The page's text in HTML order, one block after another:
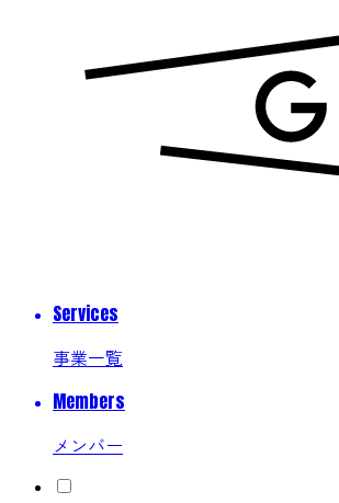
Services
事業一覧
Members
メンバー